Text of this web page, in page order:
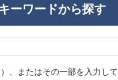
キーワードから探す
、またはその一部を入力して